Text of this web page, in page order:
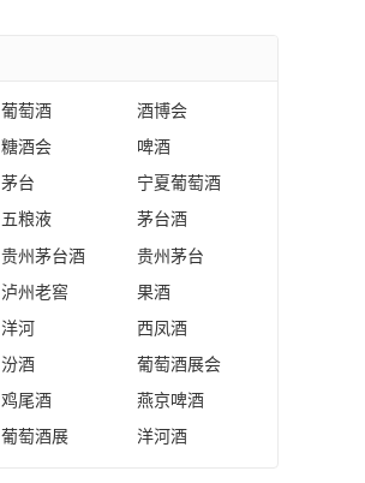
葡萄酒 酒博会
糖酒会 啤酒
茅台 宁夏葡萄酒
五粮液 茅台酒
贵州茅台酒 贵州茅台
泸州老窖 果酒
洋河 西凤酒
汾酒 葡萄酒展会
鸡尾酒 燕京啤酒
葡萄酒展 洋河酒